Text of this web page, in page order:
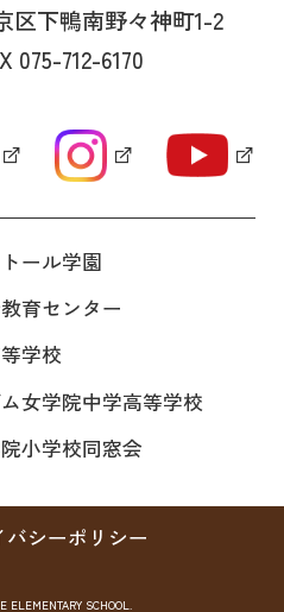
区下鴨南野々神町1-2
075-712-6170
ール学園
育センター
学校
女学院中学高等学校
小学校同窓会
バシーポリシー
ELEMENTARY SCHOOL.